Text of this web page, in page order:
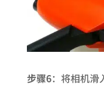
步骤6：将相机滑